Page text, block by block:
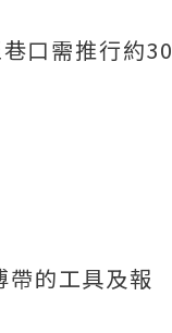
口需推行約30
的工具及報